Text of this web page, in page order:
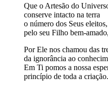
Que o Artesão do
conserve intacto na terra
o número dos Seus eleitos,
pelo seu Filho bem-
Por Ele nos chamou das
da ignorância ao
Em Ti pomos a nossa
princípio de toda a criação.